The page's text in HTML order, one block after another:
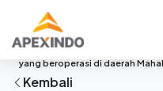
Beranda
Apexindo menerima surat
kinerja kerja yang baik dari
yang beroperasi di daerah
Kembali